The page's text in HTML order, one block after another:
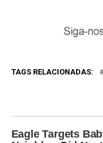
TAGS RELACIONADAS: